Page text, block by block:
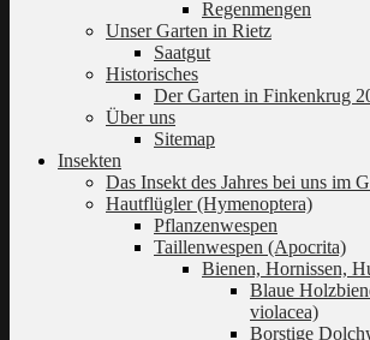
Regenmengen
Unser Garten in Rietz
Saatgut
Historisches
Der Garten in Finkenkrug
Über uns
Sitemap
Insekten
Das Insekt des Jahres bei uns im
Hautflügler (Hymenoptera)
Pflanzenwespen
Taillenwespen (Apocrita)
Bienen, Hornissen,
Blaue
violacea)
Borstige